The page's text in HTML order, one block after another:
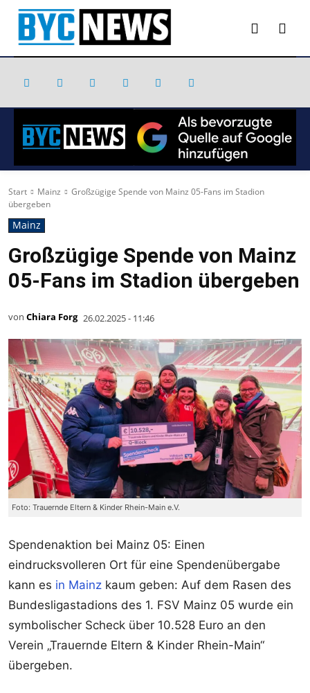
Start Mainz
Großzügige Spende von Mainz 05-Fans im Stadion
übergeben
Mainz
Großzügige Spende von Mainz
05-Fans im Stadion übergeben
von Chiara Forg 26.02.2025 - 11:46
Foto: Trauernde Eltern & Kinder Rhein-Main e.V.
Spendenaktion bei Mainz 05: Einen
eindrucksvolleren Ort für eine Spendenübergabe
kann es in Mainz kaum geben: Auf dem Rasen des
Bundesligastadions des 1. FSV Mainz 05 wurde ein
symbolischer Scheck über 10.528 Euro an den
Verein „Trauernde Eltern & Kinder Rhein-Main“
übergeben.